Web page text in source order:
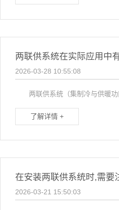
两联供系统在实际应用中
2026-03-28 10:55:08
两联供系统（集制冷与供暖
了解详情 +
在安装两联供系统时,需要
2026-03-21 15:50:03